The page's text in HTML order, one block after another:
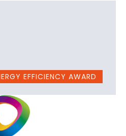
EFFICIENCY AWARD